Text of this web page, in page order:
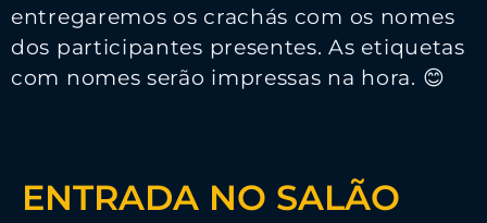
entregaremos os crachás com os nomes
dos participantes presentes. As etiquetas
com nomes serão impressas na hora. 😊
ENTRADA NO SALÃO